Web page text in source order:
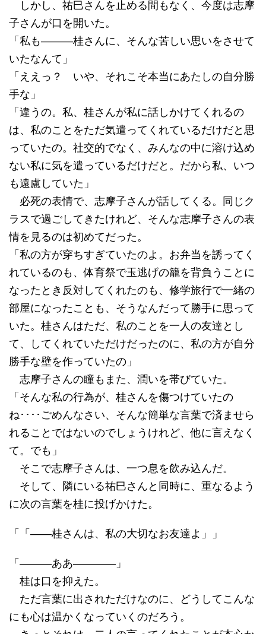
しかし、祐巳さんを止める間もなく、今度は志摩
子さんが口を開いた。
「私も―――桂さんに、そんな苦しい思いをさせて
いたなんて」
「ええっ？ いや、それこそ本当にあたしの自分勝
手な」
「違うの。私、桂さんが私に話しかけてくれるの
は、私のことをただ気遣ってくれているだけだと思
っていたの。社交的でなく、みんなの中に溶け込め
ない私に気を遣っているだけだと。だから私、いつ
も遠慮していた」
必死の表情で、志摩子さんが話してくる。同じク
ラスで過ごしてきたけれど、そんな志摩子さんの表
情を見るのは初めてだった。
「私の方が穿ちすぎていたのよ。お弁当を誘ってく
れているのも、体育祭で玉逃げの籠を背負うことに
なったとき反対してくれたのも、修学旅行で一緒の
部屋になったことも、そうなんだって勝手に思って
いた。桂さんはただ、私のことを一人の友達とし
て、してくれていただけだったのに、私の方が自分
勝手な壁を作っていたの」
志摩子さんの瞳もまた、潤いを帯びていた。
「そんな私の行為が、桂さんを傷つけていたの
ね････ごめんなさい、そんな簡単な言葉で済ませら
れることではないのでしょうけれど、他に言えなく
て。でも」
そこで志摩子さんは、一つ息を飲み込んだ。
そして、隣にいる祐巳さんと同時に、重なるよう
に次の言葉を桂に投げかけた。
「「――桂さんは、私の大切なお友達よ」」
「―――ああ――――」
桂は口を抑えた。
ただ言葉に出されただけなのに、どうしてこんな
にも心は温かくなっていくのだろう。